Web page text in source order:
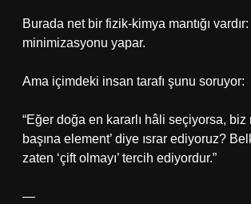
Burada net bir fizik-kimya mantığı
minimizasyonu yapar.
Ama içimdeki insan tarafı şunu soruyor:
“Eğer doğa en kararlı hâli seçiyorsa, biz
başına element’ diye ısrar ediyoruz?
zaten ‘çift olmayı’ tercih ediyordur.”
—